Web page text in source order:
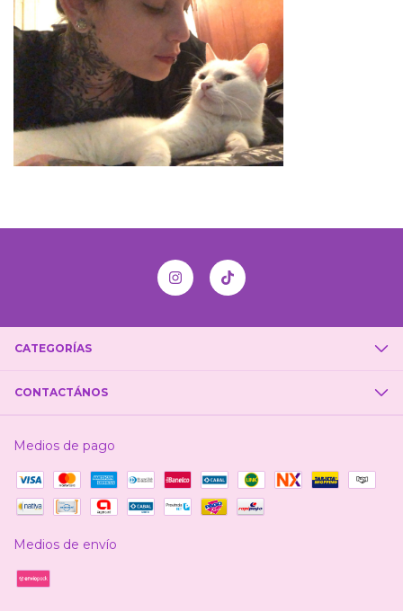
CATEGORÍAS
CONTACTÁNOS
Medios de pago
Medios de envío